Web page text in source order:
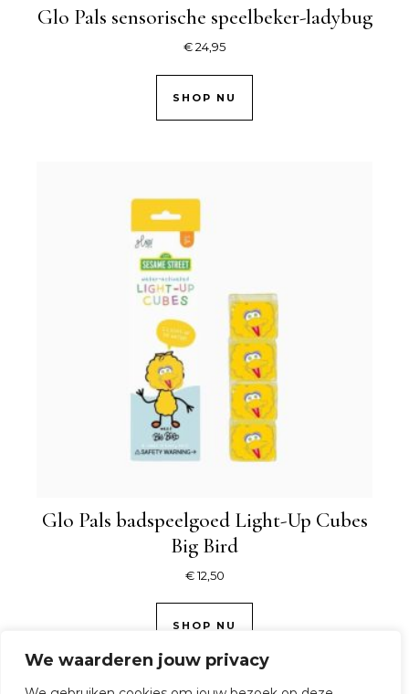
We waarderen jouw privacy
Glo Pals sensorische speelbeker-ladybug
€24,95
SHOP NU
Glo Pals badspeelgoed Light-Up Cubes
Big Bird
€12,50
SHOP NU